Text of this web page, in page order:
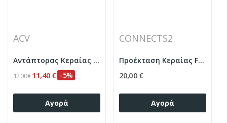
ACV
Αντάπτορας Κεραίας – Antenna adapter USA2...
12,00 €11,40 € -5%
Αγορά
CONNECTS2
Προέκταση Κεραίας Fakra(f)Fakra(f) 100cm
20,00 €
Αγορά